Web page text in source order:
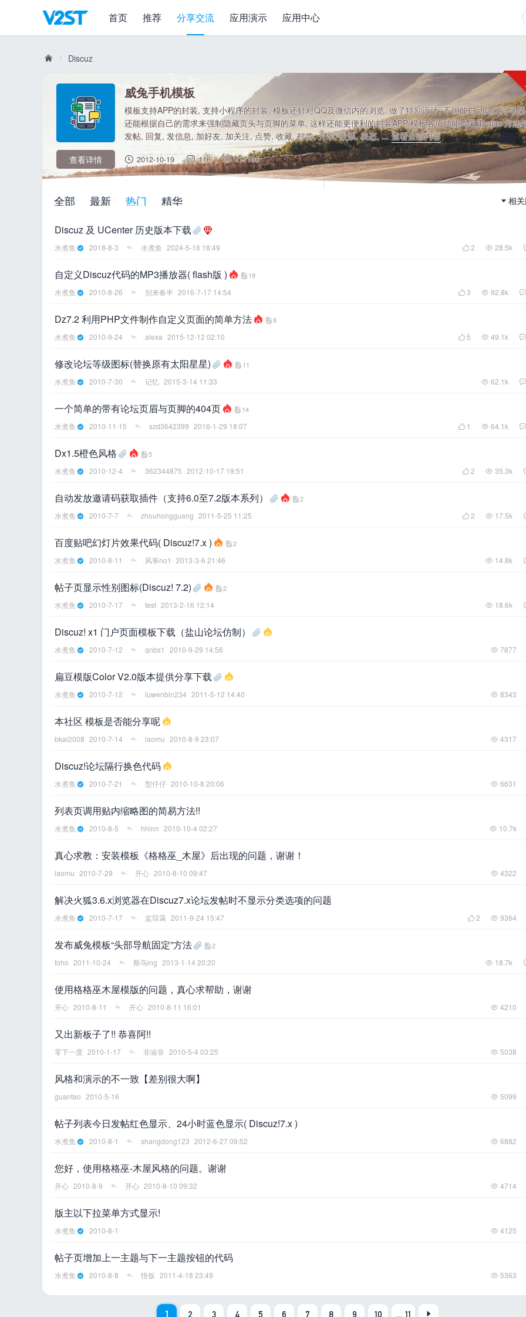
首页 推荐 分享交流 应用演示 应用中心
Discuz
威兔手机模板
模板支持APP的封装, 支持小程序的封装, 模板还针对QQ及微信内的浏览, 做了特别设计, 不但能自动隐藏浮动菜
还能根据自己的需求来强制隐藏页头与页脚的菜单, 这样还能更便利的封装APP 模板各项功能均采用 ajax 方法
发帖, 回复, 发信息, 加好友, 加关注, 点赞, 收藏, 打赏, 分享, 投票, 表态, ... 查看全部内容
查看详情
2012-10-19 116 117105
全部 最新 热门 精华 相
Discuz 及 UCenter 历史版本下载
水煮鱼 2018-8-3 水煮鱼 2024-5-16 18:49 2 28.5k
自定义Discuz代码的MP3播放器( flash版 ) 19
水煮鱼 2010-8-26 别来春半 2016-7-17 14:54 3 92.8k
Dz7.2 利用PHP文件制作自定义页面的简单方法 8
水煮鱼 2010-9-24 alexa 2015-12-12 02:10 5 49.1k
修改论坛等级图标(替换原有太阳星星) 11
水煮鱼 2010-7-30 记忆 2015-3-14 11:33 62.1k
一个简单的带有论坛页眉与页脚的404页 14
水煮鱼 2010-11-15 szd3642399 2016-1-29 18:07 1 64.1k
Dx1.5橙色风格 5
水煮鱼 2010-12-4 362344875 2012-10-17 19:51 2 35.3k
自动发放邀请码获取插件（支持6.0至7.2版本系列） 2
水煮鱼 2010-7-7 zhouhongguang 2011-5-25 11:25 2 17.5k
百度贴吧幻灯片效果代码( Discuz!7.x ) 2
水煮鱼 2010-8-11 风筝no1 2013-3-6 21:46 14.8k
帖子页显示性别图标(Discuz! 7.2) 2
水煮鱼 2010-7-17 test 2013-2-16 12:14 18.6k
Discuz! x1 门户页面模板下载（盐山论坛仿制）
水煮鱼 2010-7-12 qnbs1 2010-9-29 14:56 7877
扁豆模版Color V2.0版本提供分享下载
水煮鱼 2010-7-12 luwenbin234 2011-5-12 14:40 8343
本社区 模板是否能分享呢
bkai2008 2010-7-14 laomu 2010-8-9 23:07 4317
Discuz!论坛隔行换色代码
水煮鱼 2010-7-21 型仔仔 2010-10-8 20:06 6631
列表页调用贴内缩略图的简易方法!!
水煮鱼 2010-8-5 hhinn 2010-10-4 02:27 10.7k
真心求教：安装模板《格格巫_木屋》后出现的问题，谢谢！
laomu 2010-7-29 开心 2010-8-10 09:47 4322
解决火狐3.6.x浏览器在Discuz7.x论坛发帖时不显示分类选项的问题
水煮鱼 2010-7-17 监琮霭 2011-9-24 15:47 2 9364
发布威兔模板“头部导航固定”方法 2
foho 2011-10-24 斯鸟ing 2013-1-14 20:20 18.7k
使用格格巫木屋模版的问题，真心求帮助，谢谢
开心 2010-8-11 开心 2010-8-11 16:01 4210
又出新板子了!! 恭喜阿!!
零下一度 2010-1-17 非渝非 2010-5-4 03:25 5038
风格和演示的不一致【差别很大啊】
guantao 2010-5-16 5099
帖子列表今日发帖红色显示、24小时蓝色显示( Discuz!7.x )
水煮鱼 2010-8-1 shangdong123 2012-6-27 09:52 6882
您好，使用格格巫-木屋风格的问题。谢谢
开心 2010-8-9 开心 2010-8-10 09:32 4714
版主以下拉菜单方式显示!
水煮鱼 2010-8-1 4125
帖子页增加上一主题与下一主题按钮的代码
水煮鱼 2010-8-8 悟饭 2011-4-18 23:49 5363
1 2 3 4 5 6 7 8 9 10 ... 11